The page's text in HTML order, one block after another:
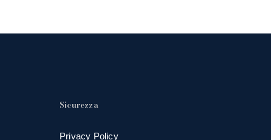
Sicurezza
Privacy Policy